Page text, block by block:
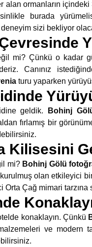
alan ormanların
burada
sizi bekliyor
mi? Çünkü o kadar
Canınız
turu yaparken
geldik. Bohinj
fırlamış bir
Kilisesini
mi?Bohinj Gölü
olan etkileyici
Çağ mimari
konaklayın. Çünkü
ve modern